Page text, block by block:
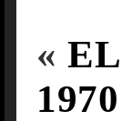
«
1970